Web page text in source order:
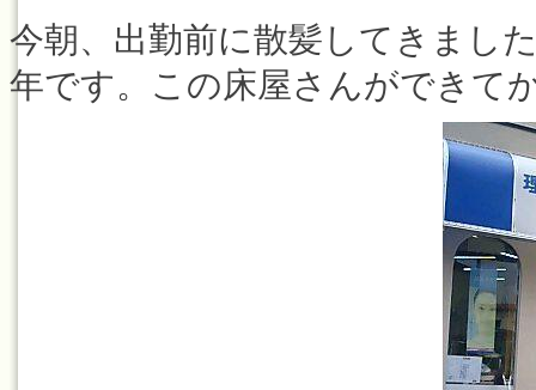
今朝、出勤前に散髪してきまし
年です。この床屋さんができて